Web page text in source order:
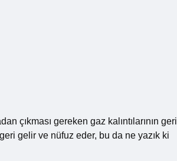
çıkması gereken gaz kalıntılarının geri
gelir ve nüfuz eder, bu da ne yazık ki